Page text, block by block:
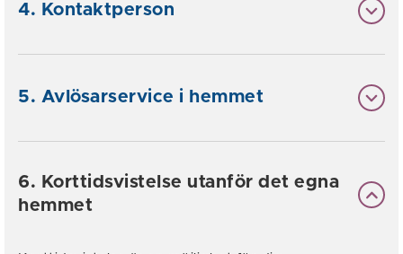
4. Kontaktperson
5. Avlösarservice i hemmet
6. Korttidsvistelse utanför det egna
hemmet